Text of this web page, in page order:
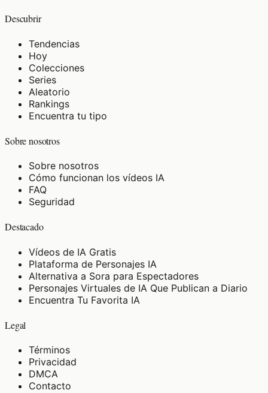
Descubrir
Tendencias
Hoy
Colecciones
Series
Aleatorio
Rankings
Encuentra tu tipo
Sobre nosotros
Sobre nosotros
Cómo funcionan los vídeos IA
FAQ
Seguridad
Destacado
Vídeos de IA Gratis
Plataforma de Personajes IA
Alternativa a Sora para Espectadores
Personajes Virtuales de IA Que Publican a Diario
Encuentra Tu Favorita IA
Legal
Términos
Privacidad
DMCA
Contacto